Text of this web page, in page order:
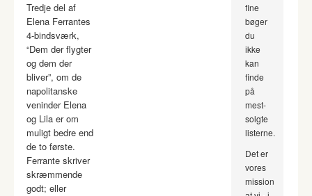
Tredje del af
Elena Ferrantes
4-bindsværk,
“Dem der flygter
og dem der
bliver”, om de
napolitanske
veninder Elena
og Lila er om
muligt bedre end
de to første.
Ferrante skriver
skræmmende
godt; eller
fine
bøger
du
ikke
kan
finde
på
mest-
solgte
listerne.
Det er
vores
mission